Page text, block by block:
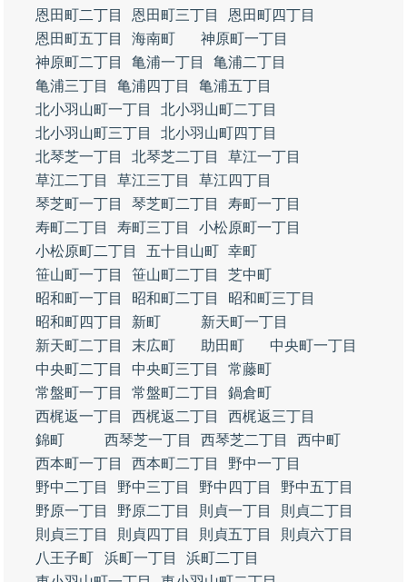
恩田町二丁目
恩田町三丁目
恩田町四丁目
恩田町五丁目
海南町
神原町一丁目
神原町二丁目
亀浦一丁目
亀浦二丁目
亀浦三丁目
亀浦四丁目
亀浦五丁目
北小羽山町一丁目
北小羽山町二丁目
北小羽山町三丁目
北小羽山町四丁目
北琴芝一丁目
北琴芝二丁目
草江一丁目
草江二丁目
草江三丁目
草江四丁目
琴芝町一丁目
琴芝町二丁目
寿町一丁目
寿町二丁目
寿町三丁目
小松原町一丁目
小松原町二丁目
五十目山町 幸町
笹山町一丁目
笹山町二丁目
芝中町
昭和町一丁目
昭和町二丁目
昭和町三丁目
昭和町四丁目
新町
新天町一丁目
新天町二丁目
末広町 助田町
中央町一丁目
中央町二丁目
中央町三丁目
常藤町
常盤町一丁目
常盤町二丁目
鍋倉町
西梶返一丁目
西梶返二丁目
西梶返三丁目
錦町
西琴芝一丁目 西琴芝二丁目
西中町
西本町一丁目
西本町二丁目
野中一丁目
野中二丁目
野中三丁目 野中四丁目
野中五丁目
野原一丁目
野原二丁目 則貞一丁目
則貞二丁目
則貞三丁目
則貞四丁目 則貞五丁目
則貞六丁目
八王子町
浜町一丁目
浜町二丁目